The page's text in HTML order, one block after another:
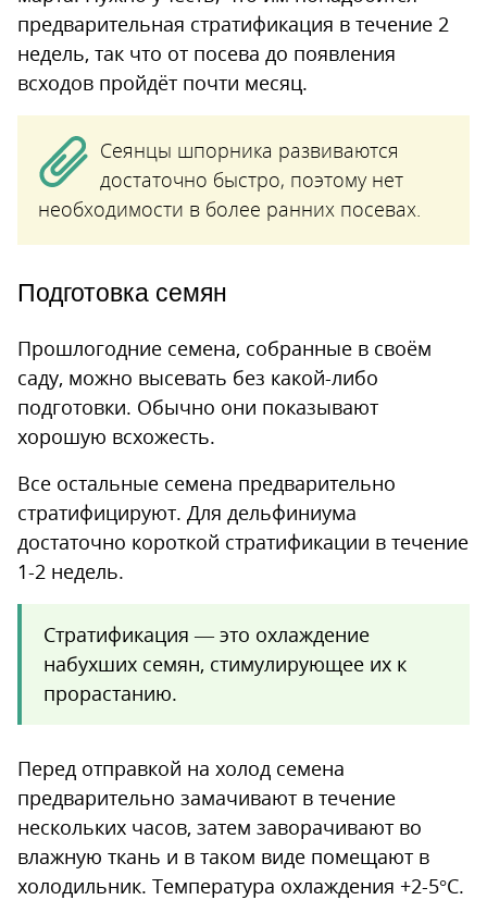
предварительная стратификация в течение 2
недель, так что от посева до появления
всходов пройдёт почти месяц.
Сеянцы шпорника развиваются
достаточно быстро, поэтому нет
необходимости в более ранних посевах.
Подготовка семян
Прошлогодние семена, собранные в своём
саду, можно высевать без какой-либо
подготовки. Обычно они показывают
хорошую всхожесть.
Все остальные семена предварительно
стратифицируют. Для дельфиниума
достаточно короткой стратификации в течение
1-2 недель.
Стратификация — это охлаждение
набухших семян, стимулирующее их к
прорастанию.
Перед отправкой на холод семена
предварительно замачивают в течение
нескольких часов, затем заворачивают во
влажную ткань и в таком виде помещают в
холодильник. Температура охлаждения +2-5°С.